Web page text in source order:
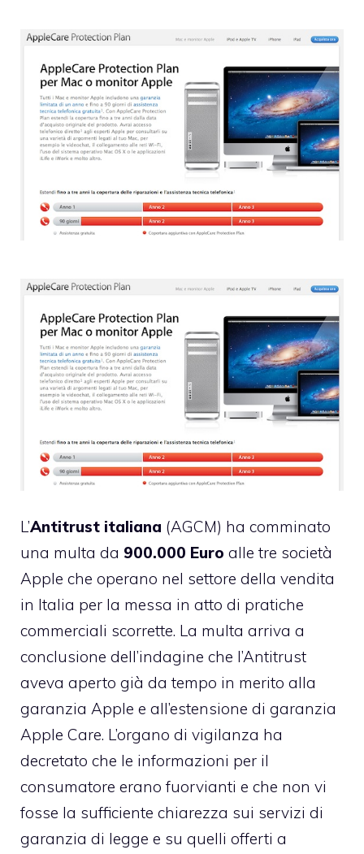
L’Antitrust italiana (AGCM) ha comminato
una multa da 900.000 Euro alle tre società
Apple che operano nel settore della vendita
in Italia per la messa in atto di pratiche
commerciali scorrette. La multa arriva a
conclusione dell’indagine che l’Antitrust
aveva aperto già da tempo in merito alla
garanzia Apple e all’estensione di garanzia
Apple Care. L’organo di vigilanza ha
decretato che le informazioni per il
consumatore erano fuorvianti e che non vi
fosse la sufficiente chiarezza sui servizi di
garanzia di legge e su quelli offerti a